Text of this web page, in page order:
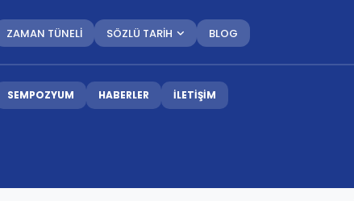
ZAMAN TÜNELİ SÖZLÜ TARİH BLOG
SEMPOZYUM HABERLER İLETİŞİM